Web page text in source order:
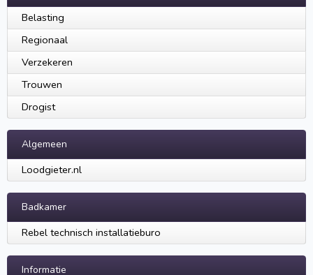
Belasting
Regionaal
Verzekeren
Trouwen
Drogist
Algemeen
Loodgieter.nl
Badkamer
Rebel technisch installatieburo
Informatie